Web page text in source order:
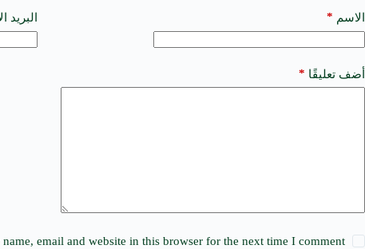
الاسم * البريد
أضف تعليقًا *
name, email and website in this browser for the next time I comment.
t
e
a
t